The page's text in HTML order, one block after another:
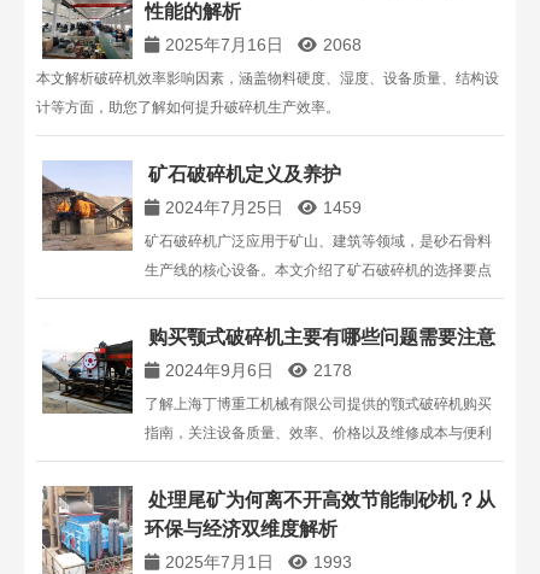
性能的解析
2025年7月16日 2068
本文解析破碎机效率影响因素，涵盖物料硬度、湿度、设备质量、结构设
计等方面，助您了解如何提升破碎机生产效率。
矿石破碎机定义及养护
2024年7月25日 1459
矿石破碎机广泛应用于矿山、建筑等领域，是砂石骨料
生产线的核心设备。本文介绍了矿石破碎机的选择要点
及日常养护方法，确保设备高效运行和延长使用寿命。
了解丁博重工的优质破碎设备和专业售后服务。
购买颚式破碎机主要有哪些问题需要注意
2024年9月6日 2178
了解上海丁博重工机械有限公司提供的颚式破碎机购买
指南，关注设备质量、效率、价格以及维修成本与便利
性，为您的砂石生产线选择合适的破碎设备。
处理尾矿为何离不开高效节能制砂机？从
环保与经济双维度解析
2025年7月1日 1993